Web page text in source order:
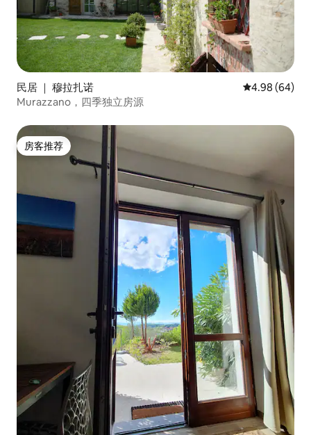
民居 ｜ 穆拉扎诺 平均评分 4.98
4.98 (64)
Murazzano，四季独立房源
房客推荐
房客推荐